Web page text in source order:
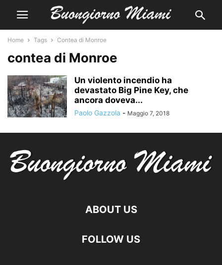
Home Tags Contea di Monroe
contea di Monroe
Un violento incendio ha
devastato Big Pine Key, che
ancora doveva...
Paolo Gazzola - Maggio 7, 2018
ABOUT US
FOLLOW US